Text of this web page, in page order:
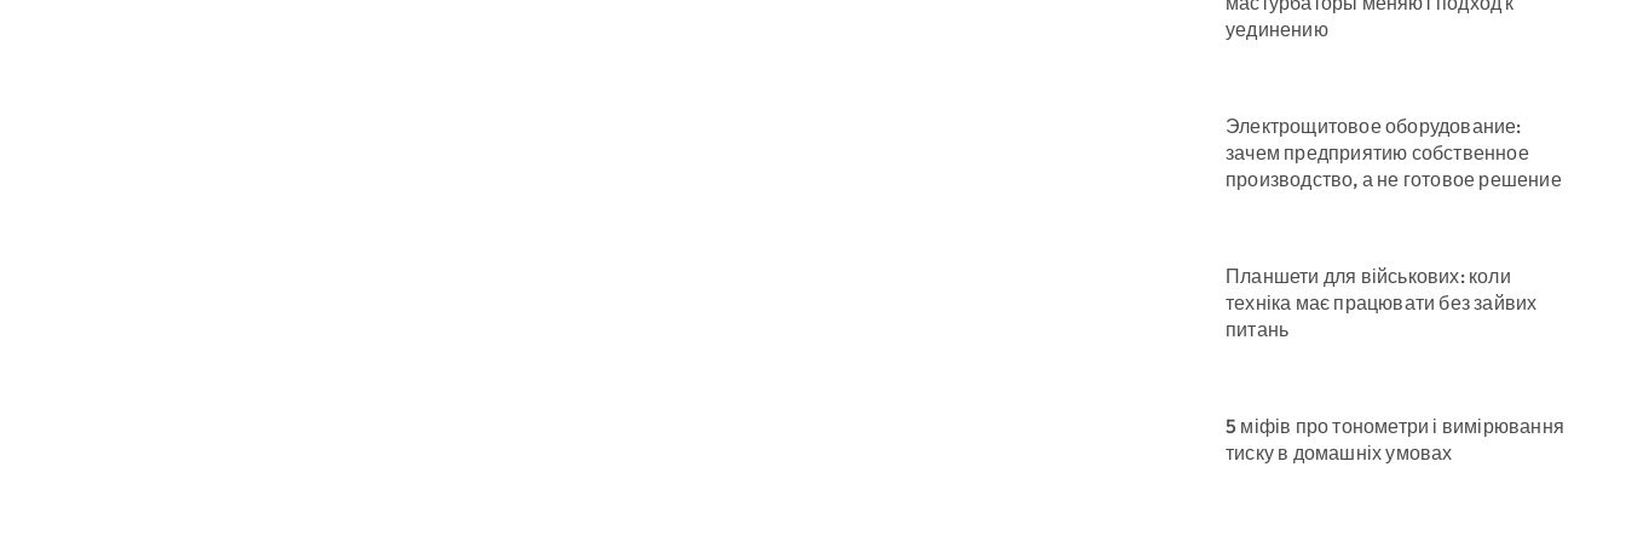
уединению
Электрощитовое оборудование:
зачем предприятию собственное
производство, а не готовое решение
Планшети для військових: коли
техніка має працювати без зайвих
питань
5 міфів про тонометри і вимірювання
тиску в домашніх умовах